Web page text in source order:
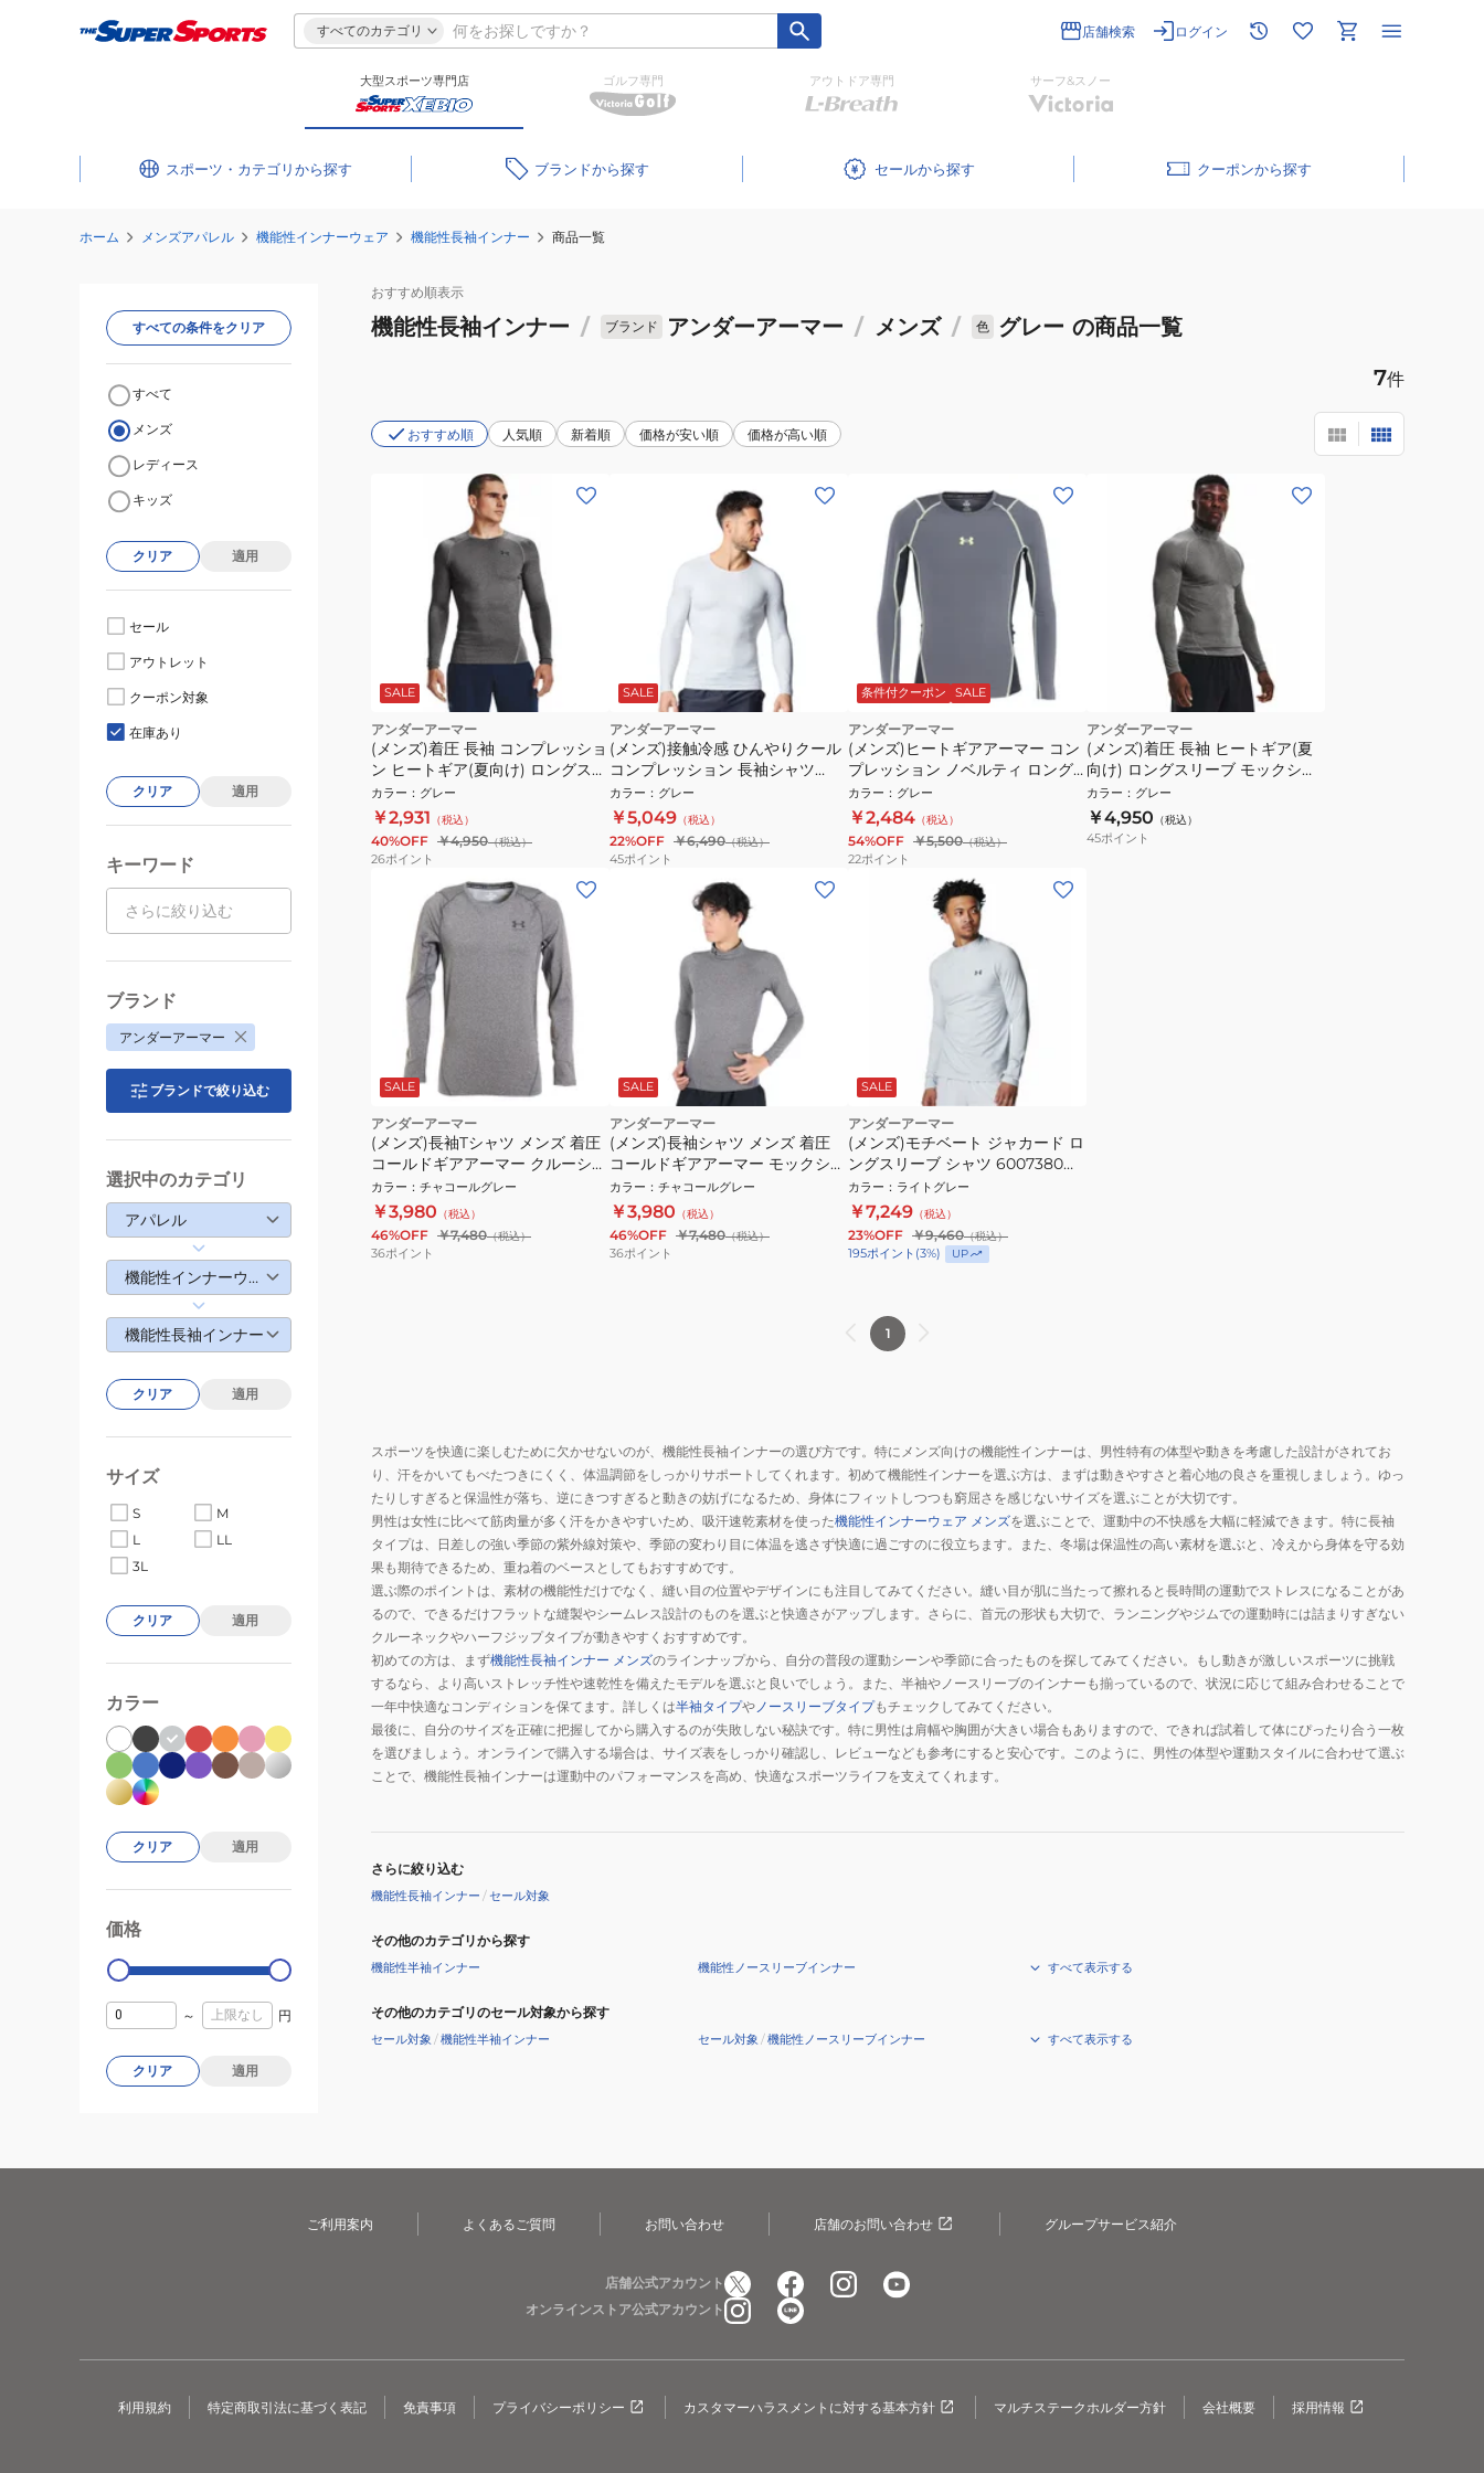
すべてのカテゴリ 店舗検索 ログイン
大型スポーツ専門店 ゴルフ専門 アウトドア専門 サーフ&スノー
スポーツ・カテゴリ ブランド セール クーポン
ホーム メンズアパレル 機能性インナーウェア 機能性長袖インナー 商品一覧
おすすめ順表示
機能性長袖インナー / ブランド アンダーアーマー / メンズ / 色 グレー の商品一覧
7件
おすすめ順 人気順 新着順 価格が安い順 価格が高い順
SALE
アンダーアーマー
(メンズ)着圧 長袖 コンプレッショ
ン ヒートギア(夏向け) ロングスリ
ーブ 1361524 090 速乾
カラー ： グレー
￥2,931 （税込）
40%OFF ￥4,950（税込）
26ポイント
SALE
アンダーアーマー
(メンズ)接触冷感 ひんやりクール
コンプレッション 長袖シャツ
6012582 023
カラー ： グレー
￥5,049 （税込）
22%OFF ￥6,490（税込）
45ポイント
条件付クーポン SALE
アンダーアーマー
(メンズ)ヒートギアアーマー コン
プレッション ノベルティ ロング
スリーブ シャツ 6001538 025
カラー ： グレー
￥2,484 （税込）
54%OFF ￥5,500（税込）
22ポイント
アンダーアーマー
(メンズ)着圧 長袖 ヒートギア(夏
向け) ロングスリーブ モックシャ
ツ 1369606 090 速乾 防臭 グレ
ー
カラー ： グレー
￥4,950 （税込）
45ポイント
SALE
アンダーアーマー
(メンズ)長袖Tシャツ メンズ 着圧
コールドギアアーマー クルーシャ
ツ 1375528 019 速乾
カラー ： チャコールグレー
￥3,980 （税込）
46%OFF ￥7,480（税込）
36ポイント
SALE
アンダーアーマー
(メンズ)長袖シャツ メンズ 着圧
コールドギアアーマー モックシャ
ツ 1366072 020 速乾
カラー ： チャコールグレー
￥3,980 （税込）
46%OFF ￥7,480（税込）
36ポイント
SALE
アンダーアーマー
(メンズ)モチベート ジャカード ロ
ングスリーブ シャツ 6007380
014
カラー ： ライトグレー
￥7,249 （税込）
23%OFF ￥9,460（税込）
195ポイント (3%) UP
1
スポーツを快適に楽しむために欠かせないのが、機能性長袖インナーの選び方です。特にメンズ向けの機能性インナーは、男性特有の体型や動きを考慮した設計がされてお
り、汗をかいてもべたつきにくく、体温調節をしっかりサポートしてくれます。初めて機能性インナーを選ぶ方は、まずは動きやすさと着心地の良さを重視しましょう。ゆっ
たりしすぎると保温性が落ち、逆にきつすぎると動きの妨げになるため、身体にフィットしつつも窮屈さを感じないサイズを選ぶことが大切です。
男性は女性に比べて筋肉量が多く汗をかきやすいため、吸汗速乾素材を使った機能性インナーウェア メンズを選ぶことで、運動中の不快感を大幅に軽減できます。特に長袖
タイプは、日差しの強い季節の紫外線対策や、季節の変わり目に体温を逃さず快適に過ごすのに役立ちます。また、冬場は保温性の高い素材を選ぶと、冷えから身体を守る効
果も期待できるため、重ね着のベースとしてもおすすめです。
選ぶ際のポイントは、素材の機能性だけでなく、縫い目の位置やデザインにも注目してみてください。縫い目が肌に当たって擦れると長時間の運動でストレスになることがあ
るので、できるだけフラットな縫製やシームレス設計のものを選ぶと快適さがアップします。さらに、首元の形状も大切で、ランニングやジムでの運動時には詰まりすぎない
クルーネックやハーフジップタイプが動きやすくおすすめです。
初めての方は、まず機能性長袖インナー メンズのラインナップから、自分の普段の運動シーンや季節に合ったものを探してみてください。もし動きが激しいスポーツに挑戦
するなら、より高いストレッチ性や速乾性を備えたモデルを選ぶと良いでしょう。また、半袖やノースリーブのインナーも揃っているので、状況に応じて組み合わせることで
一年中快適なコンディションを保てます。詳しくは半袖タイプや ノースリーブタイプもチェックしてみてください。
最後に、自分のサイズを正確に把握してから購入するのが失敗しない秘訣です。特に男性は肩幅や胸囲が大きい場合もありますので、できれば試着して体にぴったり合う一枚
を選びましょう。オンラインで購入する場合は、サイズ表をしっかり確認し、レビューなども参考にすると安心です。このように、男性の体型や運動スタイルに合わせて選ぶ
ことで、機能性長袖インナーは運動中のパフォーマンスを高め、快適なスポーツライフを支えてくれます。
さらに絞り込む
機能性長袖インナー /セール対象
その他のカテゴリから探す
機能性半袖インナー 機能性ノースリーブインナー すべて表示する
その他のカテゴリのセール対象から探す
セール対象 /機能性半袖インナー セール対象 /機能性ノースリーブインナー すべて表示する
すべての条件をクリア
すべて
メンズ
レディース
キッズ
クリア 適用
セール
アウトレット
クーポン対象
在庫あり
クリア 適用
キーワード
ブランド
アンダーアーマー
ブランドで絞り込む
選択中のカテゴリ
アパレル
機能性インナーウェア
機能性長袖インナー
クリア 適用
サイズ
S
M
L
LL
3L
クリア 適用
カラー
クリア 適用
価格
0
～ 円
クリア 適用
ご利用案内 よくあるご質問 お問い合わせ 店舗のお問い合わせ グループサービス紹介
店舗公式アカウント
オンラインストア公式アカウント
利用規約 特定商取引法に基づく表記 免責事項 プライバシーポリシー カスタマーハラスメントに対する基本方針 マルチステークホルダー方針 会社概要 採用情報